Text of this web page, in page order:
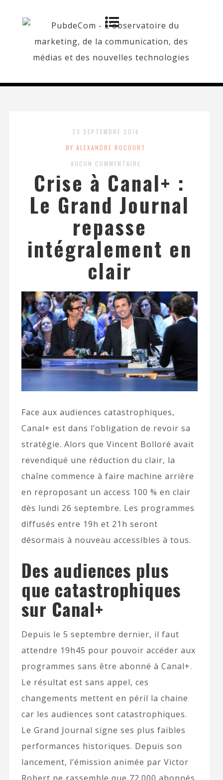
23 SEPTEMBRE 2016
BY ALEXANDRE ROCOURT
AUCUN COMMENTAIRE
Crise à Canal+ :
Le Grand Journal
repasse
intégralement en
clair
Face aux audiences catastrophiques,
Canal+ est dans l’obligation de revoir sa
stratégie. Alors que Vincent Bolloré avait
revendiqué une réduction du clair, la
chaîne commence à faire machine arrière
en reproposant un access 100 % en clair
dès lundi 26 septembre. Les programmes
diffusés entre 19h et 21h seront
désormais à nouveau accessibles à tous.
Des audiences plus
que catastrophiques
sur Canal+
Depuis le 5 septembre dernier, il faut
attendre 19h45 pour pouvoir accéder aux
programmes sans être abonné à Canal+.
Le résultat est sans appel, ces
changements mettent en péril la chaine
car les audiences sont catastrophiques.
Le Grand Journal signe ses plus faibles
performances historiques. Depuis son
lancement, l’émission animée par Victor